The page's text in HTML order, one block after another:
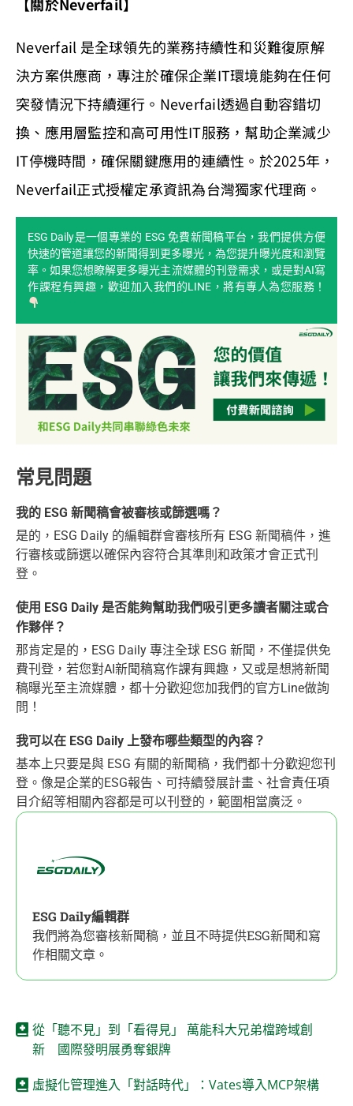
Neverfail 是全球領先的業務持續性和災難復原解
決方案供應商，專注於確保企業IT環境能夠在任何
突發情況下持續運行。Neverfail透過自動容錯切
換、應用層監控和高可用性IT服務，幫助企業減少
IT停機時間，確保關鍵應用的連續性。於2025年，
Neverfail正式授權定承資訊為台灣獨家代理商。
ESG Daily是一個專業的 ESG 免費新聞稿平台，我們提供方便
快速的管道讓您的新聞得到更多曝光，為您提升曝光度和瀏覽
率。如果您想瞭解更多曝光主流媒體的刊登需求，或是對AI寫
作課程有興趣，歡迎加入我們的LINE，將有專人為您服務！
常見問題
我的 ESG 新聞稿會被審核或篩選嗎？
是的，ESG Daily 的編輯群會審核所有 ESG 新聞稿件，進
行審核或篩選以確保內容符合其準則和政策才會正式刊
登。
使用 ESG Daily 是否能夠幫助我們吸引更多讀者關注或合
作夥伴？
那肯定是的，ESG Daily 專注全球 ESG 新聞，不僅提供免
費刊登，若您對AI新聞稿寫作課有興趣，又或是想將新聞
稿曝光至主流媒體，都十分歡迎您加我們的官方Line做詢
問！
我可以在 ESG Daily 上發布哪些類型的內容？
基本上只要是與 ESG 有關的新聞稿，我們都十分歡迎您刊
登。像是企業的ESG報告、可持續發展計畫、社會責任項
目介紹等相關內容都是可以刊登的，範圍相當廣泛。
ESG Daily編輯群
我們將為您審核新聞稿，並且不時提供ESG新聞和寫
作相關文章。
從「聽不見」到「看得見」 萬能科大兄弟檔跨域創
新 國際發明展勇奪銀牌
虛擬化管理進入「對話時代」：Vates導入MCP架構